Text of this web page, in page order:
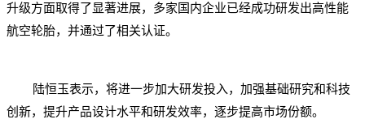
升级方面取得了显著进展，多家国内企业已经成功研发出高性能
航空轮胎，并通过了相关认证。
陆恒玉表示，将进一步加大研发投入，加强基础研究和科技
创新，提升产品设计水平和研发效率，逐步提高市场份额。